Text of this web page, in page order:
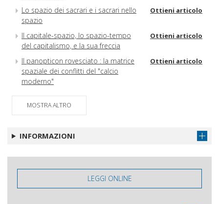
Lo spazio dei sacrari e i sacrari nello
spazio
Ottieni articolo
Il capitale-spazio, lo spazio-tempo
del capitalismo, e la sua freccia
Ottieni articolo
Il panopticon rovesciato : la matrice
spaziale dei conflitti del "calcio
moderno"
Ottieni articolo
Gli spazi inediti delle cure
Dallo spazio oggettivo allo spazio
rapporto classico fra soggetto e
spazialità
Ottieni articolo
Comprendere la natura dello spazio
MOSTRA ALTRO
INFORMAZIONI
LEGGI ONLINE